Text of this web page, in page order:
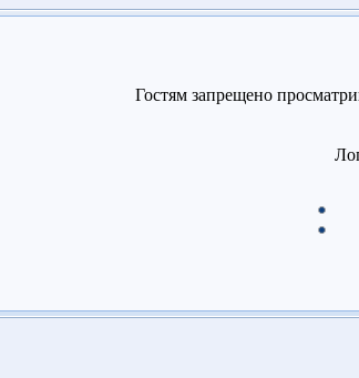
Гостям запрещено